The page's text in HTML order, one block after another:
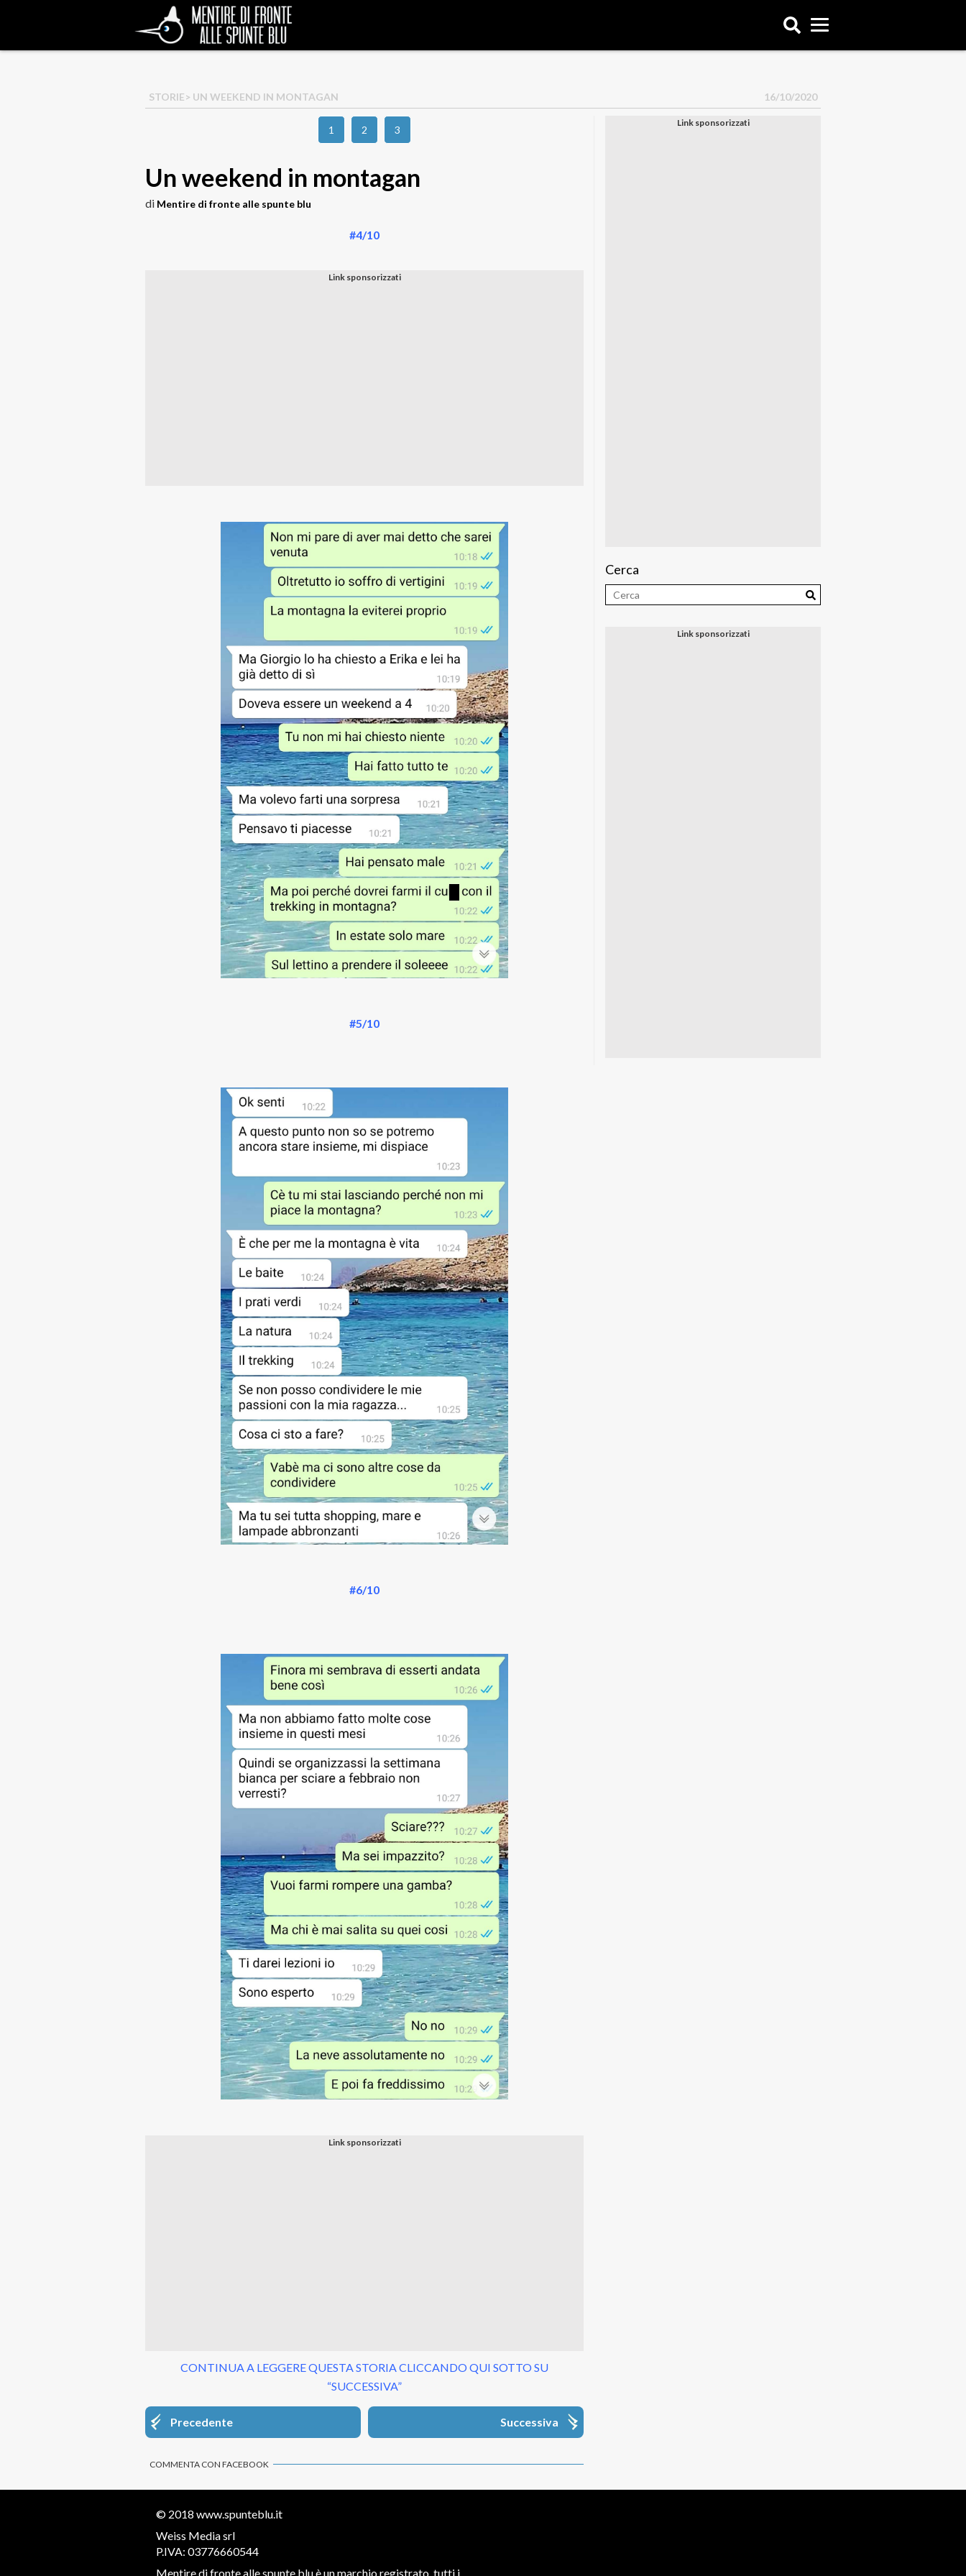
STORIE> UN WEEKEND IN MONTAGAN 16/10/2020
1 2 3
Un weekend in montagan
di Mentire di fronte alle spunte blu
#4/10
#5/10
#6/10
CONTINUA A LEGGERE QUESTA STORIA CLICCANDO QUI SOTTO SU
“SUCCESSIVA”
Precedente Successiva
COMMENTA CON FACEBOOK
Cerca
© 2018 www.spunteblu.it
Weiss Media srl
P.IVA: 03776660544
Mentire di fronte alle spunte blu è un marchio registrato, tutti i